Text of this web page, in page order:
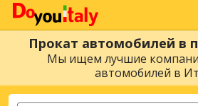
Прокат автомобилей в
Мы ищем лучшие
автомобилей в